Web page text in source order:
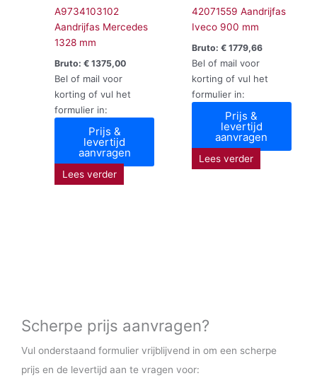
A9734103102
Aandrijfas Mercedes
1328 mm
Bruto:€ 1375,00
Bel of mail voor
korting of vul het
formulier in:
Prijs &
levertijd
aanvragen
Lees verder
42071559 Aandrijfas
Iveco 900 mm
Bruto: €1779,66
Bel of mail voor
korting of vul het
formulier in:
Prijs &
levertijd
aanvragen
Lees verder
Scherpe prijs aanvragen?
Vul onderstaand formulier vrijblijvend in om een scherpe
prijs en de levertijd aan te vragen voor: